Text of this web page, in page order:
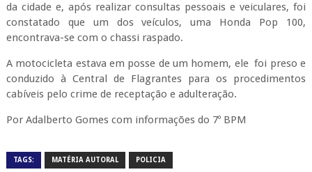
da cidade e, após realizar consultas pessoais e veiculares, foi
constatado que um dos veículos, uma Honda Pop 100,
encontrava-se com o chassi raspado.
A motocicleta estava em posse de um homem, ele foi preso e
conduzido à Central de Flagrantes para os procedimentos
cabíveis pelo crime de receptação e adulteração.
Por Adalberto Gomes com informações do 7º BPM
TAGS: MATÉRIA AUTORAL POLICIA